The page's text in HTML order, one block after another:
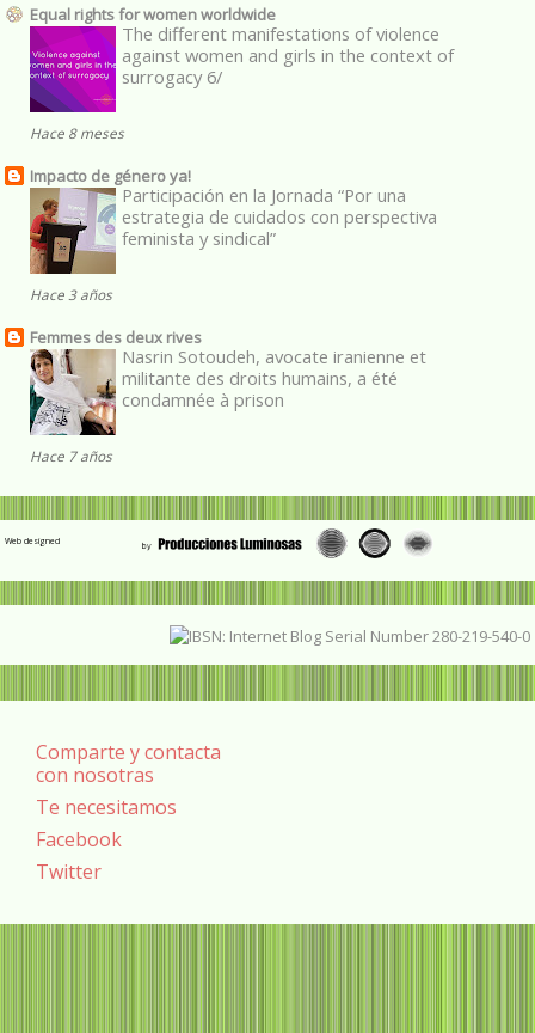
Equal rights for women worldwide
The different manifestations of violence
against women and girls in the context of
surrogacy 6/
Hace 8 meses
Impacto de género ya!
Participación en la Jornada “Por una
estrategia de cuidados con perspectiva
feminista y sindical”
Hace 3 años
Femmes des deux rives
Nasrin Sotoudeh, avocate iranienne et
militante des droits humains, a été
condamnée à prison
Hace 7 años
Web designed
Comparte y contacta
con nosotras
Te necesitamos
Facebook
Twitter